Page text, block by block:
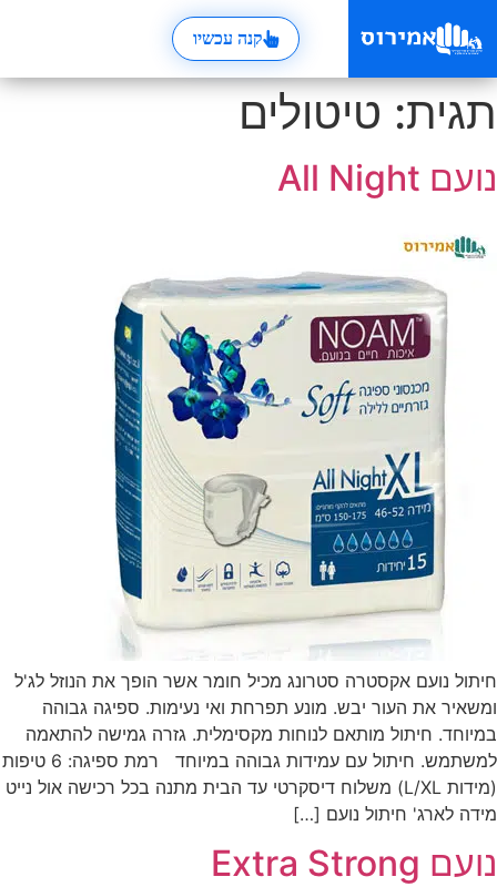
קנה עכשיו
תגית: טיטולים
נועם All Night
חיתול נועם אקסטרה סטרונג מכיל חומר אשר הופך את הנוזל לג'ל
ומשאיר את העור יבש. מונע תפרחת ואי נעימות. ספיגה גבוהה
במיוחד. חיתול מותאם לנוחות מקסימלית. גזרה גמישה להתאמה
למשתמש. חיתול עם עמידות גבוהה במיוחד רמת ספיגה: 6 טיפות
(מידות L/XL) משלוח דיסקרטי עד הבית מתנה בכל רכישה אול נייט
מידה לארג' חיתול נועם […]
נועם Extra Strong